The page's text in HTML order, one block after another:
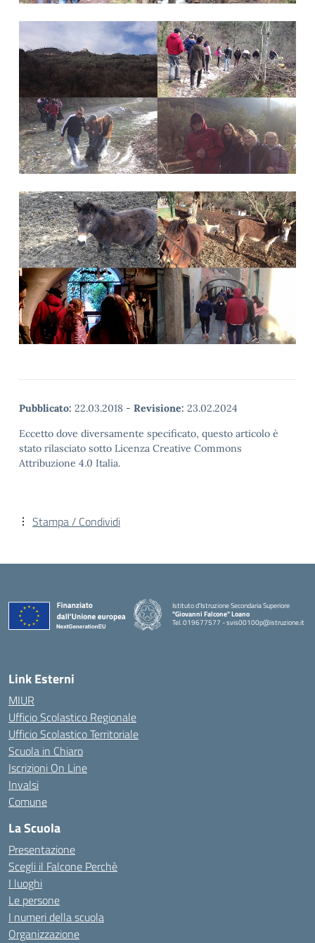
Pubblicato: 22.03.2018 - Revisione: 23.02.2024
Eccetto dove diversamente specificato, questo articolo è
stato rilasciato sotto Licenza Creative Commons
Attribuzione 4.0 Italia.
Stampa / Condividi
Istituto d'Istruzione Secondaria Superiore
"Giovanni Falcone" Loano
Tel. 019677577 - svis00100p@istruzione.it
Link Esterni
MIUR
Ufficio Scolastico Regionale
Ufficio Scolastico Territoriale
Scuola in Chiaro
Iscrizioni On Line
Invalsi
Comune
La Scuola
Presentazione
Scegli il Falcone Perchè
I luoghi
Le persone
I numeri della scuola
Organizzazione